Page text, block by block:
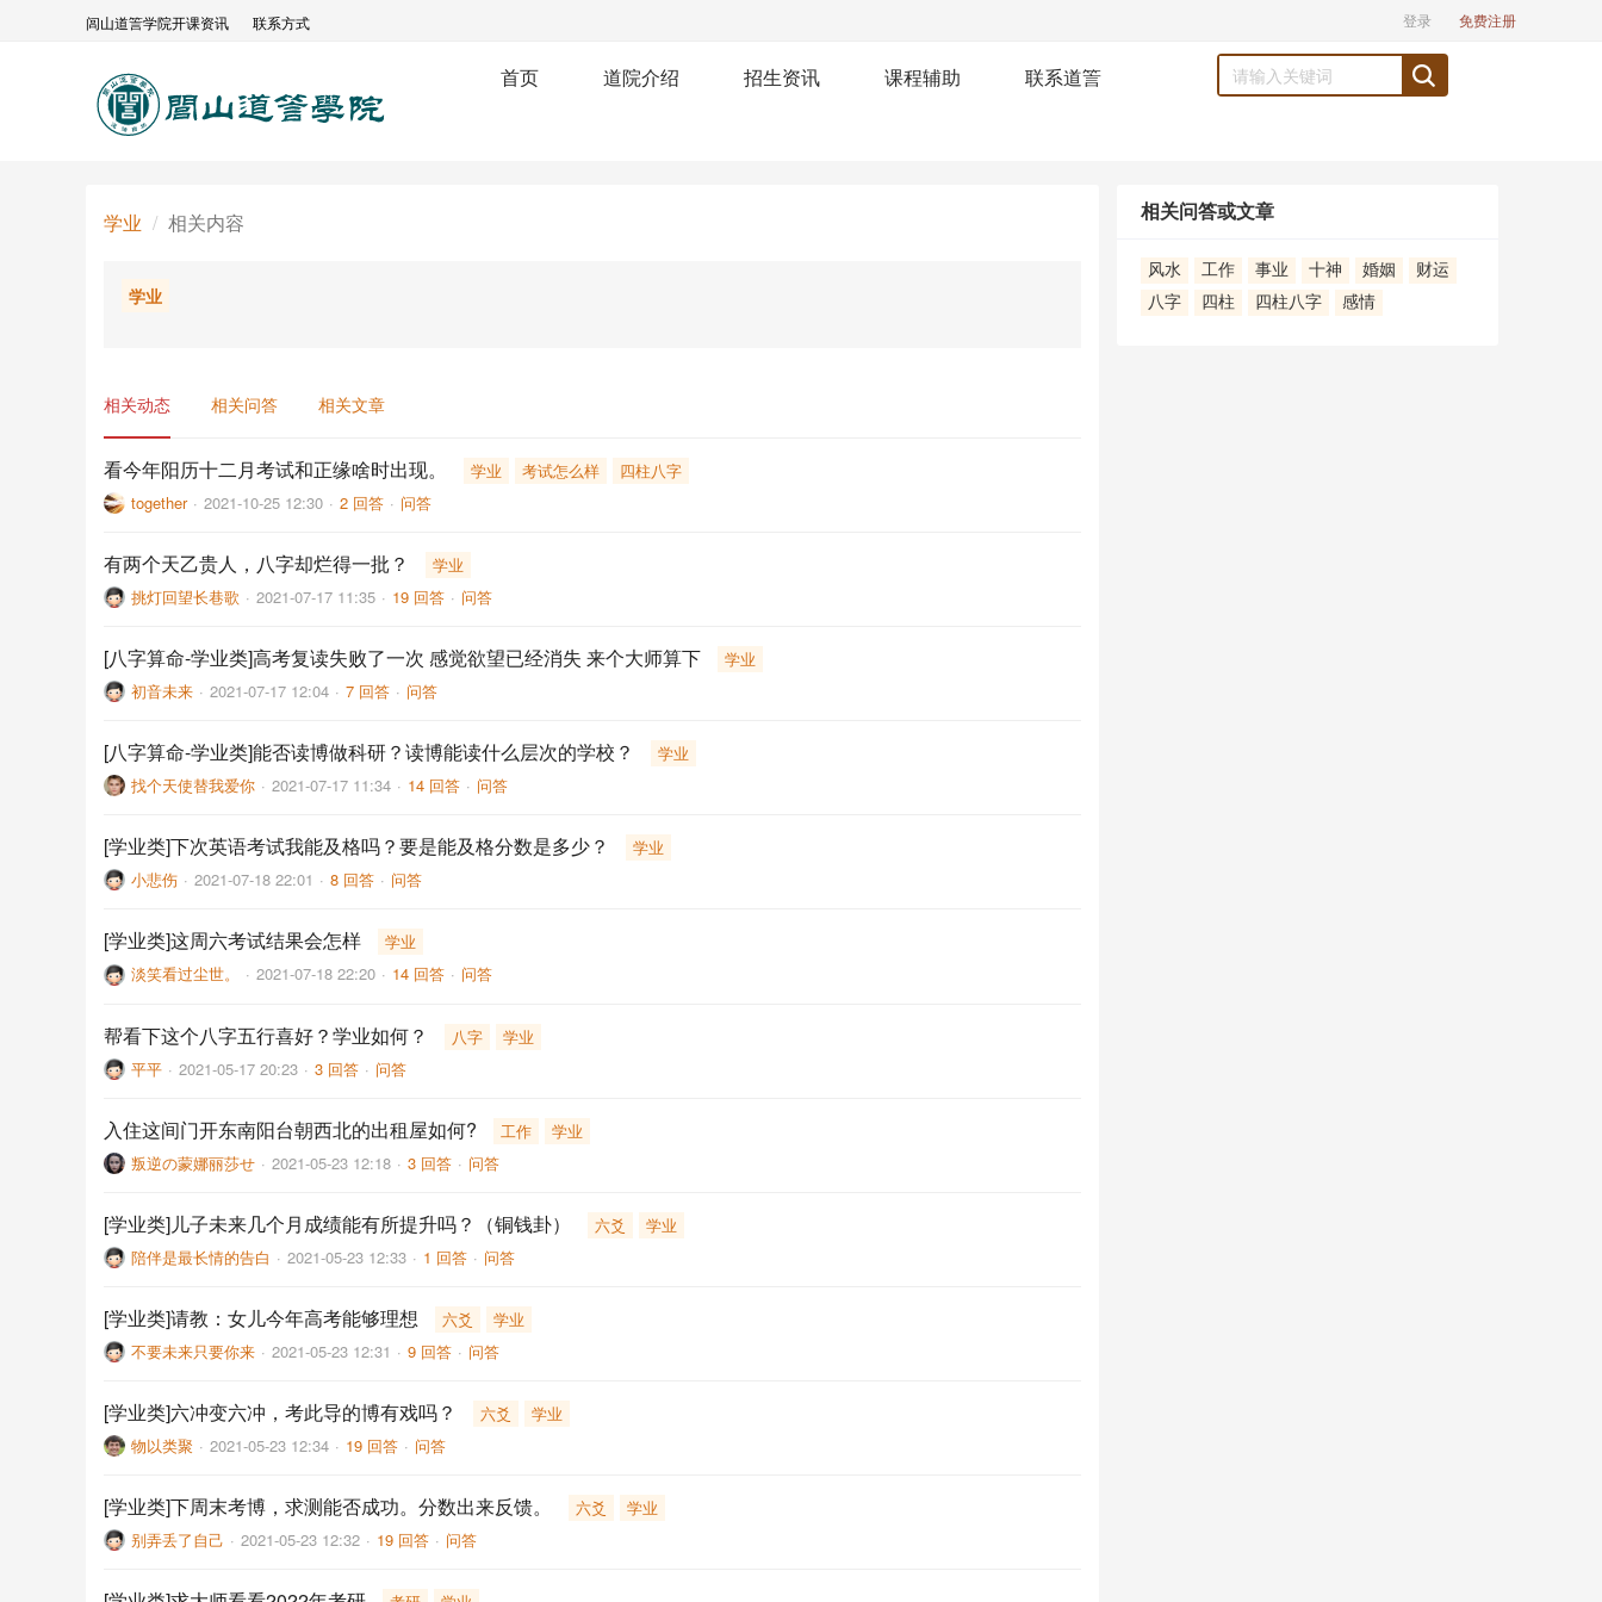
闾山道䇾学院开课资讯 联系方式 登录 免费注册
首页 道院介绍 招生资讯 课程辅助 联系道䇾
学业 相关内容
学业
相关动态 相关问答 相关文章
看今年阳历十二月考试和正缘啥时出现。 学业 考试怎么样
四柱八字
together · 2021-10-25 12:30 · 2 回答 · 问答
有两个天乙贵人，八字却烂得一批？
学业
挑灯回望长巷歌 · 2021-07-17 11:35 · 19 回答 · 问答
[八字算命-学业类]高考复读失败了一次 感觉欲望已经消失 来个大师算下
学业
初音未来 · 2021-07-17 12:04 · 7 回答 · 问答
[八字算命-学业类]能否读博做科研？读博能读什么层次的学校？
学业
找个天使替我爱你 · 2021-07-17 11:34 · 14 回答 · 问答
[学业类]下次英语考试我能及格吗？要是能及格分数是多少？
学业
小悲伤 · 2021-07-18 22:01 · 8 回答 · 问答
[学业类]这周六考试结果会怎样
学业
淡笑看过尘世。
· 2021-07-18 22:20 · 14 回答 · 问答
帮看下这个八字五行喜好？学业如何？ 八字
学业
平平 · 2021-05-17 20:23 · 3 回答 · 问答
入住这间门开东南阳台朝西北的出租屋如何? 工作
学业
叛逆の蒙娜丽莎せ · 2021-05-23 12:18 · 3 回答 · 问答
[学业类]儿子未来几个月成绩能有所提升吗？（铜钱卦） 六爻
学业
陪伴是最长情的告白 · 2021-05-23 12:33 · 1 回答 · 问答
[学业类]请教：女儿今年高考能够理想 六爻
学业
不要未来只要你来 · 2021-05-23 12:31 · 9 回答 · 问答
[学业类]六冲变六冲，考此导的博有戏吗？ 六爻
学业
物以类聚 · 2021-05-23 12:34 · 19 回答 · 问答
[学业类]下周末考博，求测能否成功。分数出来反馈。 六爻
学业
别弄丢了自己 · 2021-05-23 12:32 · 19 回答 · 问答
相关问答或文章
风水 工作 事业 十神 婚姻
财运
八字
四柱 四柱八字 感情